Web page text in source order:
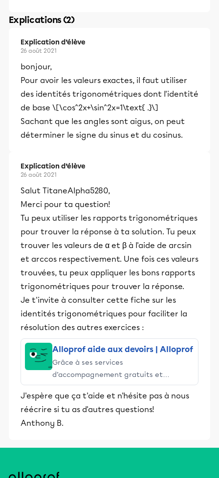
Explications (2)
Explication d’élève
26 août 2021
bonjour,
Pour avoir les valeurs exactes, il faut utiliser
des identités trigonométriques dont l'identité
de base \[\cos^2x+\sin^2x=1\text{ .}\]
Sachant que les angles sont aigus, on peut
déterminer le signe du sinus et du cosinus.
Explication d’élève
26 août 2021
Salut TitaneAlpha5280,
Merci pour ta question!
Tu peux utiliser les rapports trigonométriques
pour trouver la réponse à ta solution. Tu peux
trouver les valeurs de α et β à l'aide de arcsin
et arccos respectivement. Une fois ces valeurs
trouvées, tu peux appliquer les bons rapports
trigonométriques pour trouver la réponse.
Je t'invite à consulter cette fiche sur les
identités trigonométriques pour faciliter la
résolution des autres exercices :
Alloprof aide aux devoirs | Alloprof
Grâce à ses services
d’accompagnement gratuits et
stimulants, Alloprof engage les élèves
et leurs parents dans la réussite
éducative.
J'espère que ça t'aide et n'hésite pas à nous
réécrire si tu as d'autres questions!
Anthony B.